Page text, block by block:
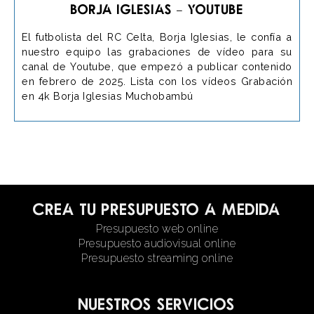
Borja Iglesias – Youtube
El futbolista del RC Celta, Borja Iglesias, le confía a
nuestro equipo las grabaciones de vídeo para su
canal de Youtube, que empezó a publicar contenido
en febrero de 2025. Lista con los vídeos Grabación
en 4k Borja Iglesias Muchobambú
Crea tu presupuesto a medida
Presupuesto web online
Presupuesto audiovisual online
Presupuesto streaming online
Nuestros servicios